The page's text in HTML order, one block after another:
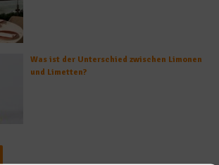
Was ist der Unterschied zwischen Limonen
und Limetten?